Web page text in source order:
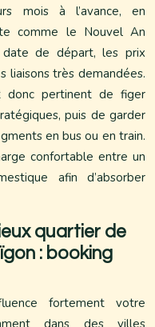
mois à l’avance, en
comme le Nouvel An
date de départ, les prix
liaisons très demandées.
donc pertinent de figer
puis de garder
en bus ou en train.
confortable entre un
afin d’absorber
quartier de
: booking
fortement votre